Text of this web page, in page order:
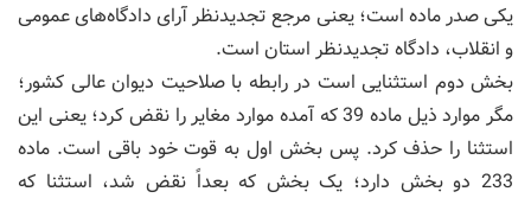
یکی صدر ماده است؛ یعنی مرجع تجدیدنظر آرای دادگاه‌های عمومی
و انقلاب، دادگاه تجدیدنظر استان است.
بخش دوم استثنایی است در رابطه با صلاحیت دیوان عالی کشور؛
مگر موارد ذیل ماده 39 که آمده موارد مغایر را نقض کرد؛ یعنی این
استثنا را حذف کرد. پس بخش اول به قوت خود باقی است. ماده
233 دو بخش دارد؛ یک بخش که بعداً نقض شد، استثنا که